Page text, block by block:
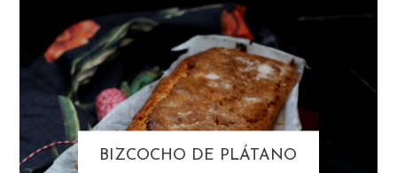
BIZCOCHO DE PLÁTANO